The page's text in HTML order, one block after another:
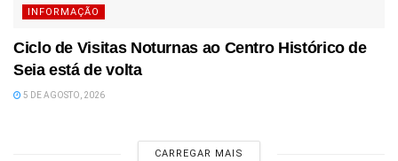
INFORMAÇÃO
Ciclo de Visitas Noturnas ao Centro Histórico de
Seia está de volta
5 DE AGOSTO, 2026
CARREGAR MAIS